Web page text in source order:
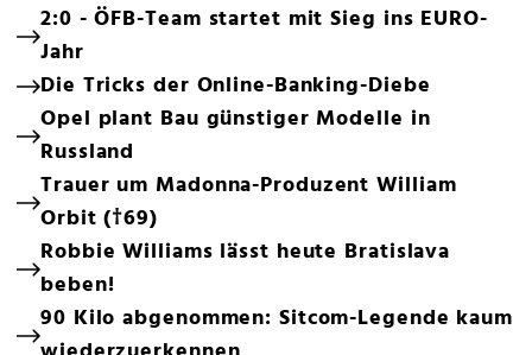
2:0 - ÖFB-Team startet mit Sieg ins EURO-
Jahr
Die Tricks der Online-Banking-Diebe
Opel plant Bau günstiger Modelle in
Russland
Trauer um Madonna-Produzent William
Orbit (†69)
Robbie Williams lässt heute Bratislava
beben!
90 Kilo abgenommen: Sitcom-Legende kaum